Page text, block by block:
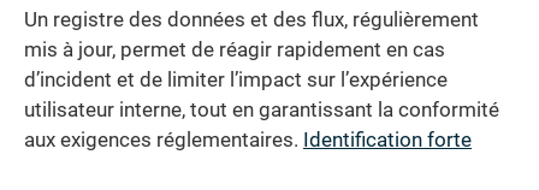
Un registre des données et des flux, régulièrement
mis à jour, permet de réagir rapidement en cas
d’incident et de limiter l’impact sur l’expérience
utilisateur interne, tout en garantissant la conformité
aux exigences réglementaires. Identification forte